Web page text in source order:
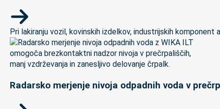
Pri lakiranju vozil, kovinskih izdelkov, industrijskih
Radarsko merjenje nivoja odpadnih voda v